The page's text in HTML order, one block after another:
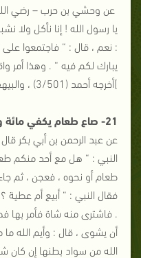
عن وحشي بن حرب – رضي
يا رسول الله ! إنا نأكل ولا
: نعم ، قال : “ فاجتمعوا
يبارك لكم فيه “ . وهذا أمر
]أخرجه أحمد (3/501) ، والبيهقي في الدلائل (6/119)
21- صاع طعام يكفي مائة وثلاثين رجلاً
عن عبد الرحمن بن أبي بكر
النبي : “ هل مع أحد منكم
طعام أو نحوه ، فعجن ، ثم
فقال النبي : “ أبيع أم عطية
. فاشترى منه شاة فأمر بها
أن يشوى ، قال : وأيم الله ما
الله من سواد بطنها إن كان